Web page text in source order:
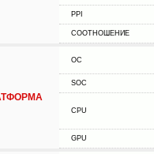
PPI
СООТНОШЕНИЕ
ОС
SOC
CPU
GPU